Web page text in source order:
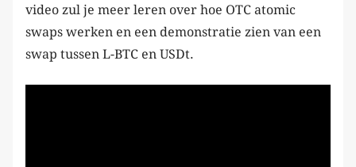
video zul je meer leren over hoe OTC atomic
swaps werken en een demonstratie zien van een
swap tussen L-BTC en USDt.